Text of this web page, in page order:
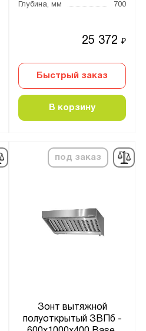
Глубина, мм
700
25 372₽
Быстрый заказ
В корзину
под заказ
Зонт вытяжной
полуоткрытый ЗВПб -